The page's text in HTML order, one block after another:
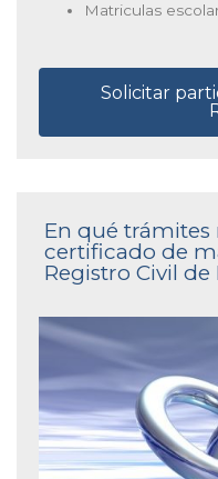
Matriculas
Solicitar
En qué trámites
certificado de
Registro Civil de